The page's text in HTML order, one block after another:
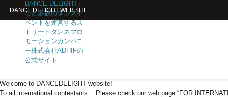
DANCE DELIGHT WEB SITE
Welcome to DANCEDELIGHT website!
To all international contestants... Please check our web page “FOR